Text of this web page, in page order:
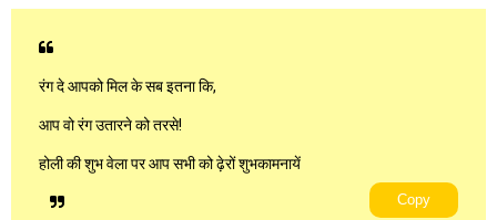
रंग दे आपको मिल के सब इतना कि,
आप वो रंग उतारने को तरसे!
होली की शुभ वेला पर आप सभी को ढ़ेरों शुभकामनायें
Copy